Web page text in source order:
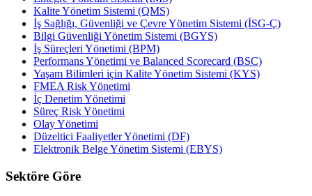
Kalite Yönetim Sistemi (QMS)
İş Sağlığı, Güvenliği ve Çevre Yönetim Sistemi (İSG-Ç)
Bilgi Güvenliği Yönetim Sistemi (BGYS)
İş Süreçleri Yönetimi (BPM)
Performans Yönetimi ve Balanced Scorecard (BSC)
Yaşam Bilimleri için Kalite Yönetim Sistemi (KYS)
FMEA Risk Yönetimi
İç Denetim Yönetimi
Süreç Risk Yönetimi
Olay Yönetimi
Düzeltici Faaliyetler Yönetimi (DF)
Elektronik Belge Yönetim Sistemi (EBYS)
Sektöre Göre